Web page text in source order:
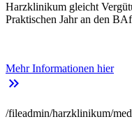
Harzklinikum gleicht
Praktischen Jahr an den
Mehr Informationen hier
keyboard_double_arrow_right
/fileadmin/harzklinikum/